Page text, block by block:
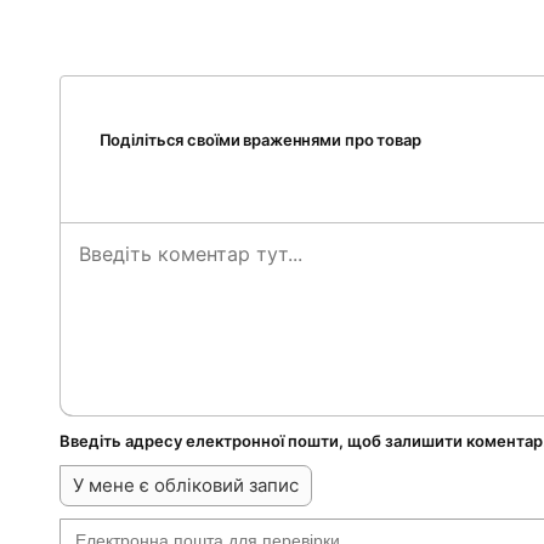
Поділіться своїми враженнями про товар
Введіть адресу електронної пошти, щоб залишити
У мене є обліковий запис